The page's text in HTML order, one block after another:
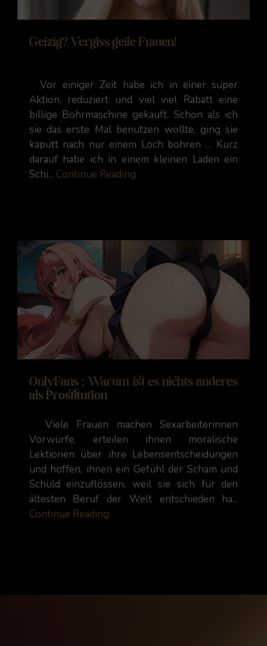
Geizig? Vergiss geile Frauen!
Vor einiger Zeit habe ich in einer super
Aktion, reduziert und viel viel Rabatt eine
billige Bohrmaschine gekauft. Schon als ich
sie das erste Mal benutzen wollte, ging sie
kaputt nach nur einem Loch bohren … Kurz
darauf habe ich in einem kleinen Laden ein
Schi... Continue Reading
OnlyFans : Warum ist es nichts anderes
als Prostitution
Viele Frauen machen Sexarbeiterinnen
Vorwürfe, erteilen ihnen moralische
Lektionen über ihre Lebensentscheidungen
und hoffen, ihnen ein Gefühl der Scham und
Schuld einzuflössen, weil sie sich für den
ältesten Beruf der Welt entschieden ha...
Continue Reading